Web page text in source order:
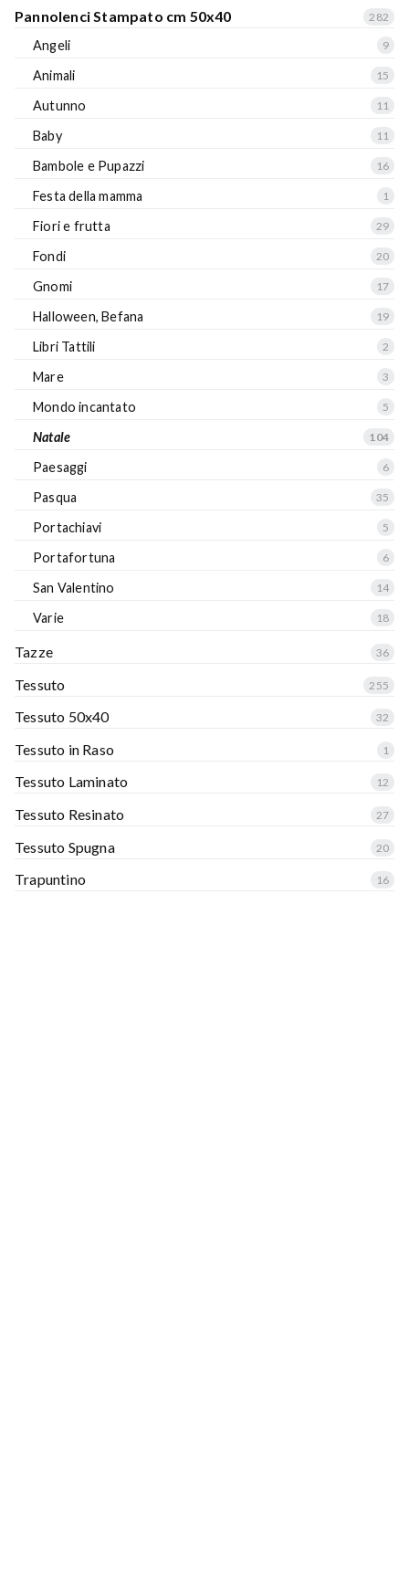
Pannolenci Stampato cm 50x40 282
Angeli 9
Animali 15
Autunno 11
Baby 11
Bambole e Pupazzi 16
Festa della mamma 1
Fiori e frutta 29
Fondi 20
Gnomi 17
Halloween, Befana 19
Libri Tattili 2
Mare 3
Mondo incantato 5
Natale 104
Paesaggi 6
Pasqua 35
Portachiavi 5
Portafortuna 6
San Valentino 14
Varie 18
Tazze 36
Tessuto 255
Tessuto 50x40 32
Tessuto in Raso 1
Tessuto Laminato 12
Tessuto Resinato 27
Tessuto Spugna 20
Trapuntino 16